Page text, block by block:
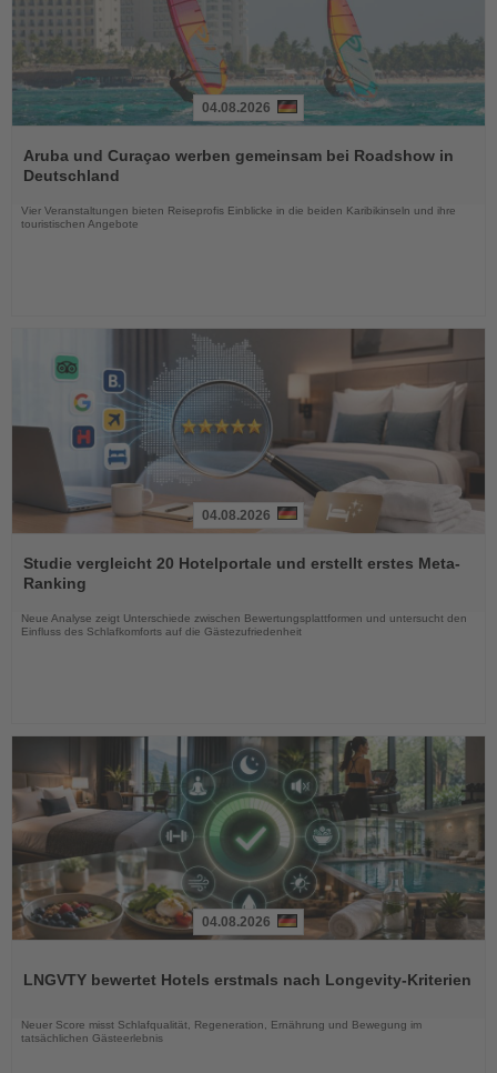
Sie
die
04.08.2026
Aruba und Curaçao werben gemeinsam bei Roadshow in
Deutschland
Vier Veranstaltungen bieten Reiseprofis Einblicke in die beiden Karibikinseln und ihre
touristischen Angebote
Sie
die
Nachrichten
04.08.2026
Studie vergleicht 20 Hotelportale und erstellt erstes Meta-
Ranking
Neue Analyse zeigt Unterschiede zwischen Bewertungsplattformen und untersucht den
Einfluss des Schlafkomforts auf die Gästezufriedenheit
die
04.08.2026
LNGVTY bewertet Hotels erstmals nach Longevity-Kriterien
Neuer Score misst Schlafqualität, Regeneration, Ernährung und Bewegung im
tatsächlichen Gästeerlebnis